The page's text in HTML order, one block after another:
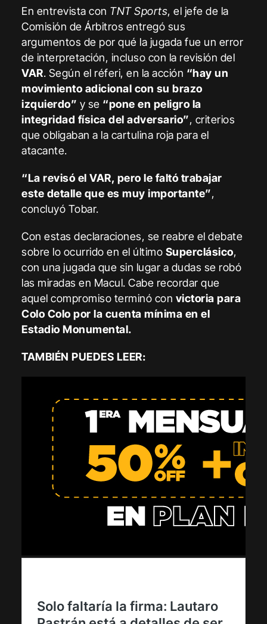
En entrevista con TNT Sports, el jefe de la
Comisión de Árbitros entregó sus
argumentos de por qué la jugada fue un error
de interpretación, incluso con la revisión del
VAR. Según el réferi, en la acción “hay un
movimiento adicional con su brazo
izquierdo” y se “pone en peligro la
integridad física del adversario”, criterios
que obligaban a la cartulina roja para el
atacante.
“La revisó el VAR, pero le faltó trabajar
este detalle que es muy importante”,
concluyó Tobar.
Con estas declaraciones, se reabre el debate
sobre lo ocurrido en el último Superclásico,
con una jugada que sin lugar a dudas se robó
las miradas en Macul. Cabe recordar que
aquel compromiso terminó con victoria para
Colo Colo por la cuenta mínima en el
Estadio Monumental.
TAMBIÉN PUEDES LEER: